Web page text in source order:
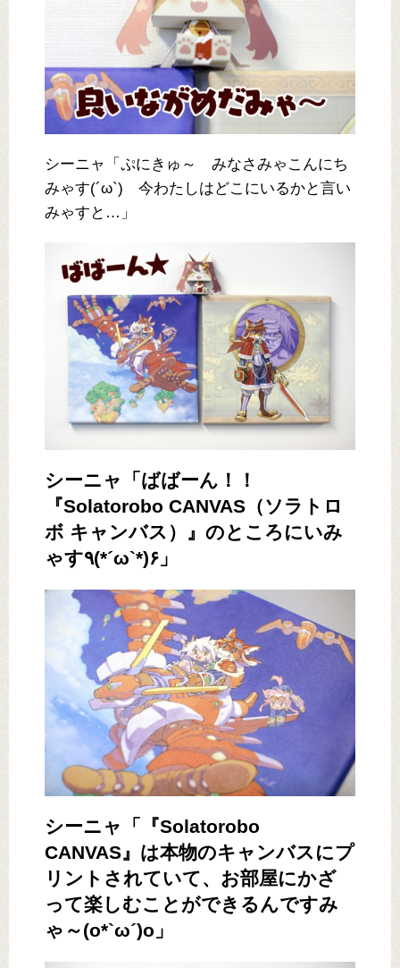
シーニャ「ぷにきゅ～ みなさみゃこんにち
みゃす(´ω`) 今わたしはどこにいるかと言い
みゃすと…」
シーニャ「ばばーん！！
『Solatorobo CANVAS（ソラトロ
ボ キャンバス）』のところにいみ
ゃす٩(*´ω`*)۶」
シーニャ「『Solatorobo
CANVAS』は本物のキャンバスにプ
リントされていて、お部屋にかざ
って楽しむことができるんですみ
ゃ～(o*`ω´)o」